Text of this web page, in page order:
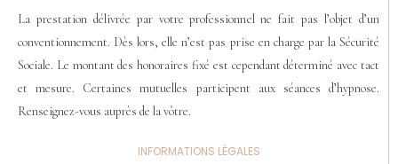
La prestation délivrée par votre professionnel ne fait pas l’objet d’un
conventionnement. Dès lors, elle n’est pas prise en charge par la Sécurité
Sociale. Le montant des honoraires fixé est cependant déterminé avec tact
et mesure. Certaines mutuelles participent aux séances d’hypnose.
Renseignez-vous auprès de la vôtre.
INFORMATIONS LÉGALES